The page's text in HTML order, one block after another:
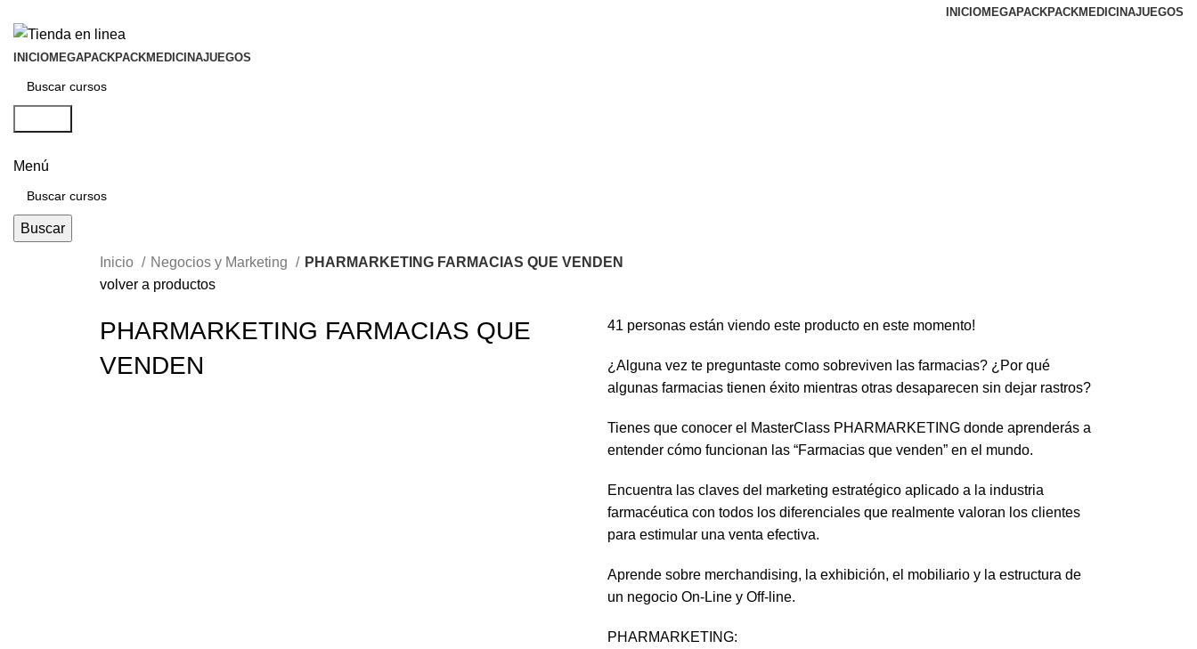
INICIOMEGAPACKPACKMEDICINAJUEGOS
INICIOMEGAPACKPACKMEDICINAJUEGOS
Menú
Buscar
Inicio Negocios y Marketing
PHARMARKETING FARMACIAS QUE VENDEN
volver a productos
PHARMARKETING FARMACIAS QUE
VENDEN
41 personas están viendo este producto en este momento!
¿Alguna vez te preguntaste como sobreviven las farmacias? ¿Por qué
algunas farmacias tienen éxito mientras otras desaparecen sin dejar rastros?
Tienes que conocer el MasterClass PHARMARKETING donde aprenderás a
entender cómo funcionan las “Farmacias que venden” en el mundo.
Encuentra las claves del marketing estratégico aplicado a la industria
farmacéutica con todos los diferenciales que realmente valoran los clientes
para estimular una venta efectiva.
Aprende sobre merchandising, la exhibición, el mobiliario y la estructura de
un negocio On-Line y Off-line.
PHARMARKETING: